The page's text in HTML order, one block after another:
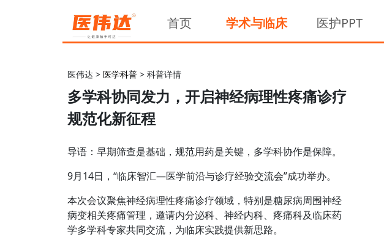
首页 学术与临床 医护PPT
医伟达 > 医学科普 > 科普详情
多学科协同发力，开启神经病理性疼痛诊疗
规范化新征程
导语：早期筛查是基础，规范用药是关键，多学科协作是保障。
9月14日，“临床智汇—医学前沿与诊疗经验交流会”成功举办。
本次会议聚焦神经病理性疼痛诊疗领域，特别是糖尿病周围神经
病变相关疼痛管理，邀请内分泌科、神经内科、疼痛科及临床药
学多学科专家共同交流，为临床实践提供新思路。